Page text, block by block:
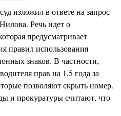
изложил в ответе на запрос
Речь идет о
предусматривает
правил использования
знаков. В частности,
прав на 1,5 года за
позволяют скрыть номер.
и прокуратуры считают, что